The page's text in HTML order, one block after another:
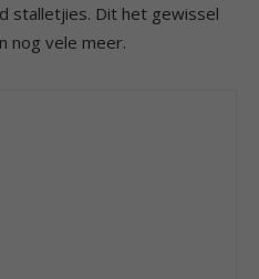
stalletjies. Dit het gewissel
nog vele meer.